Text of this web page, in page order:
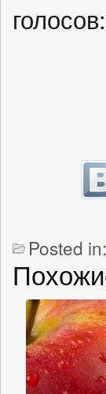
голосов:
Posted in: